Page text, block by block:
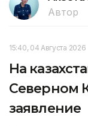
Автор
15:40, 04 Августа 2026
На
Северном
заявление